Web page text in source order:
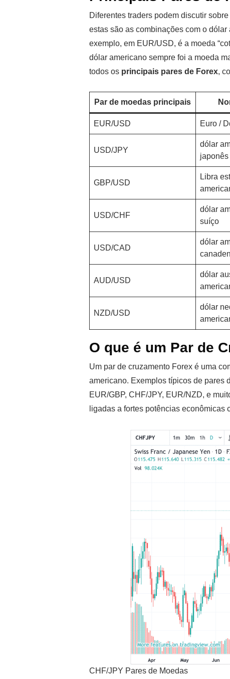
Diferentes traders podem discutir
estas são as combinações com o dólar
exemplo, em EUR/USD, é a moeda
dólar americano sempre foi a moeda
todos os principais pares de Forex,
Par de moedas principais
EUR/USD Euro /
USD/JPY
dólar
japonês
GBP/USD
Libra
USD/CHF
dólar
suíço
USD/CAD
dólar
AUD/USD
dólar
NZD/USD
dólar
O que é um Par de
Um par de cruzamento Forex é uma
americano. Exemplos típicos de pares
EUR/GBP, CHF/JPY, EUR/NZD, e
ligadas a fortes potências econômicas
CHF/JPY Pares de Moedas